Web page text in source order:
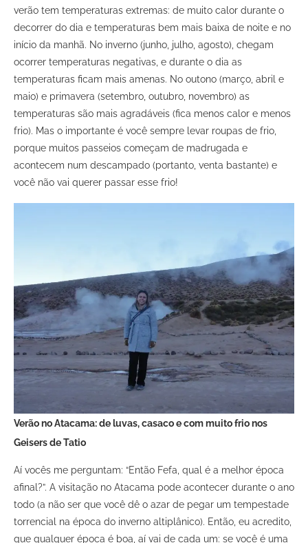
verão tem temperaturas extremas: de muito calor durante o
decorrer do dia e temperaturas bem mais baixa de noite e no
início da manhã. No inverno (junho, julho, agosto), chegam
ocorrer temperaturas negativas, e durante o dia as
temperaturas ficam mais amenas. No outono (março, abril e
maio) e primavera (setembro, outubro, novembro) as
temperaturas são mais agradáveis (fica menos calor e menos
frio). Mas o importante é você sempre levar roupas de frio,
porque muitos passeios começam de madrugada e
acontecem num descampado (portanto, venta bastante) e
você não vai querer passar esse frio!
Verão no Atacama: de luvas, casaco e com muito frio nos
Geisers de Tatio
Aí vocês me perguntam: “Então Fefa, qual é a melhor época
afinal?”. A visitação no Atacama pode acontecer durante o ano
todo (a não ser que você dê o azar de pegar um tempestade
torrencial na época do inverno altiplânico). Então, eu acredito,
que qualquer época é boa, aí vai de cada um: se você é uma